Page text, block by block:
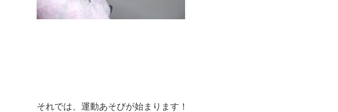
それでは、運動あそびが始まります！